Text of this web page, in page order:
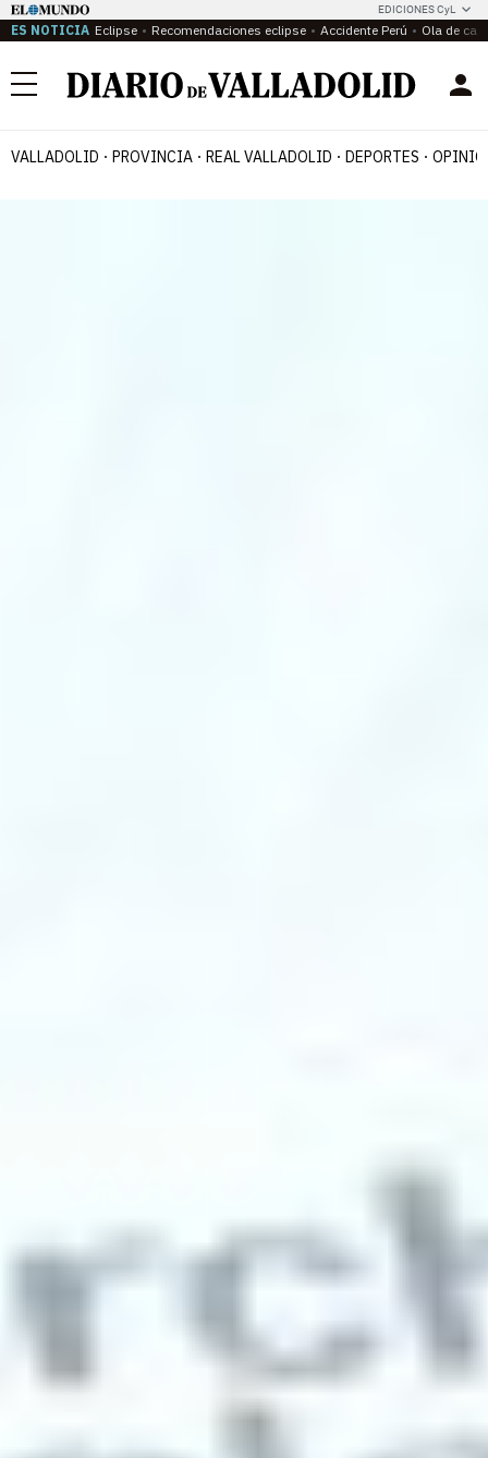
EDICIONES CyL
ES NOTICIA Eclipse Recomendaciones eclipse Accidente Perú Ola de
Menú
VALLADOLID PROVINCIA REAL VALLADOLID DEPORTES